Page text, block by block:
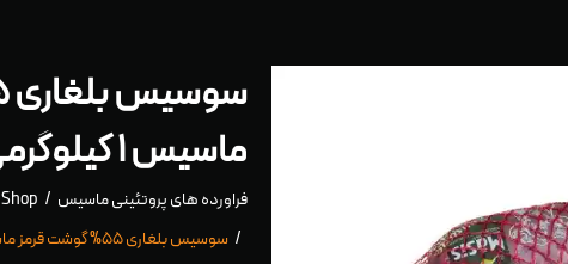
ماسیس ۱ کیلوگرمی ۲۵۹۴۹
فراورده های پروتئینی ماسیس
Shop
سوسیس بلغاری ۵۵% گوشت قرمز ماسیس ۱ کیلوگرمی ۲۵۹۴۹